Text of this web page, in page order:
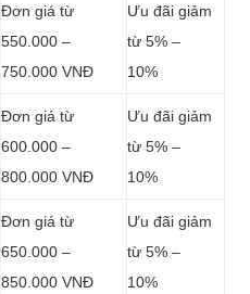
Đơn giá từ
550.000 –
750.000 VNĐ
Ưu đãi giảm
từ 5% –
10%
Đơn giá từ
600.000 –
800.000 VNĐ
Ưu đãi giảm
từ 5% –
10%
Đơn giá từ
650.000 –
850.000 VNĐ
Ưu đãi giảm
từ 5% –
10%